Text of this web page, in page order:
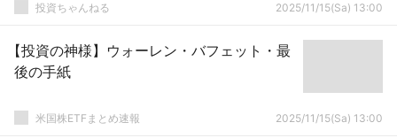
投資ちゃんねる 2025/11/15(Sa) 13:00
【投資の神様】ウォーレン・バフェット・最
後の手紙
米国株ETFまとめ速報 2025/11/15(Sa) 13:00